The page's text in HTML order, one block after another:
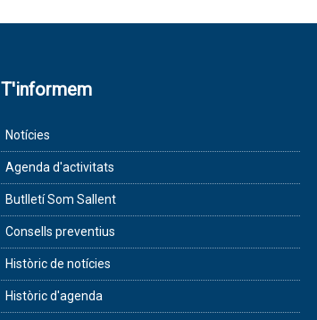
T'informem
Notícies
Agenda d'activitats
Butlletí Som Sallent
Consells preventius
Històric de notícies
Històric d'agenda